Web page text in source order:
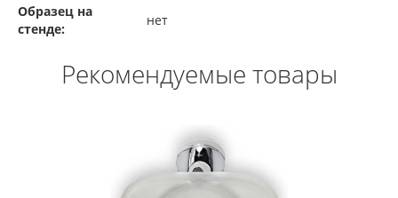
Образец на
стенде:
нет
Рекомендуемые товары